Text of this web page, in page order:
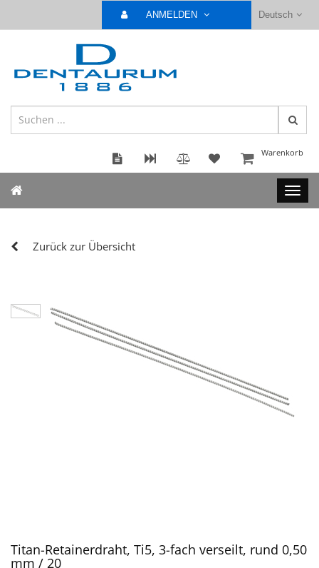
Deutsch
ANMELDEN
Warenkorb
Zurück zur Übersicht
Titan-Retainerdraht, Ti5, 3-fach verseilt, rund 0,50
mm / 20